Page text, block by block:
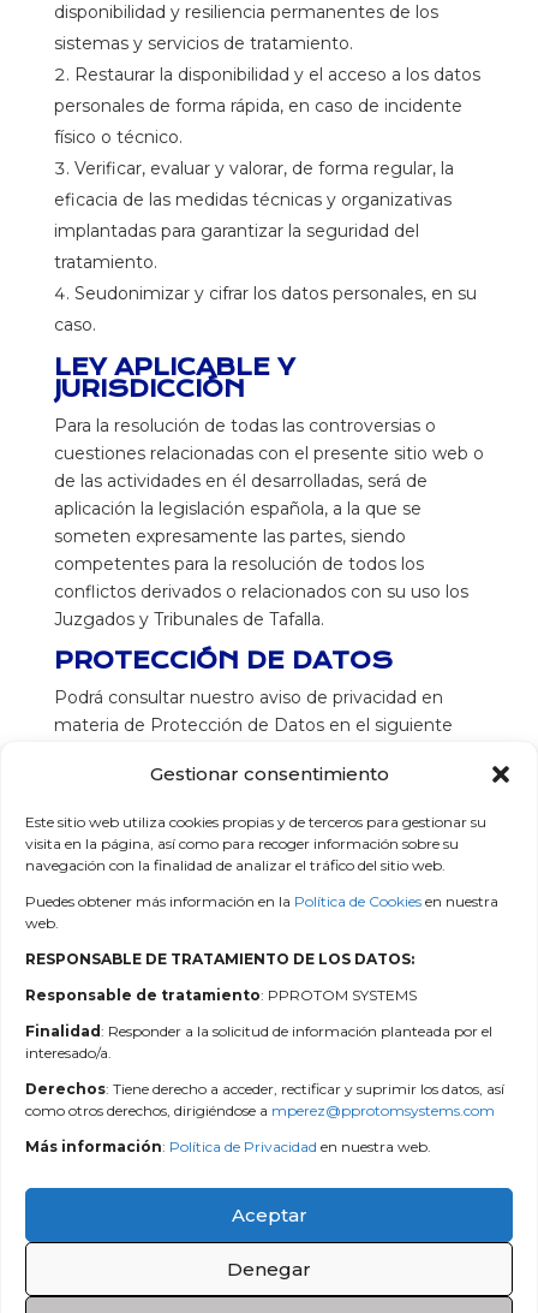
Gestionar consentimiento
Este sitio web utiliza cookies propias y de terceros para gestionar su
visita en la página, así como para recoger información sobre su
navegación con la finalidad de analizar el tráfico del sitio web.
Puedes obtener más información en la Política de Cookies en nuestra
web.
RESPONSABLE DE TRATAMIENTO DE LOS DATOS:
Responsable de tratamiento: PPROTOM SYSTEMS
Finalidad : Responder a la solicitud de información planteada por el
interesado/a.
Derechos: Tiene derecho a acceder, rectificar y suprimir los datos, así
como otros derechos, dirigiéndose a mperez@pprotomsystems.com
Más información: Política de Privacidad en nuestra web.
Aceptar
Denegar
disponibilidad y resiliencia permanentes de los
sistemas y servicios de tratamiento.
Restaurar la disponibilidad y el acceso a los datos
personales de forma rápida, en caso de incidente
físico o técnico.
Verificar, evaluar y valorar, de forma regular, la
eficacia de las medidas técnicas y organizativas
implantadas para garantizar la seguridad del
tratamiento.
Seudonimizar y cifrar los datos personales, en su
caso.
LEY APLICABLE Y
JURISDICCIÓN
Para la resolución de todas las controversias o
cuestiones relacionadas con el presente sitio web o
de las actividades en él desarrolladas, será de
aplicación la legislación española, a la que se
someten expresamente las partes, siendo
competentes para la resolución de todos los
conflictos derivados o relacionados con su uso los
Juzgados y Tribunales de Tafalla.
PROTECCIÓN DE DATOS
Podrá consultar nuestro aviso de privacidad en
materia de Protección de Datos en el siguiente
COOKIES
Podrá consultar la información sobre cookies en el
Aviso Legal
Política de privacidad
Política de cookies
mperez@pprotomsystems.com